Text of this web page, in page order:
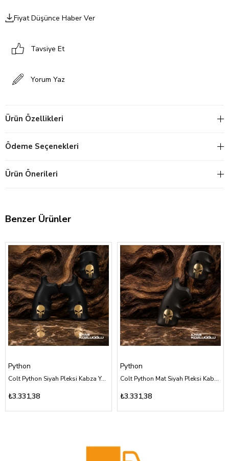
Fiyat Düşünce Haber Ver
Tavsiye Et
Yorum Yaz
Ürün Özellikleri
Ödeme Seçenekleri
Ürün Önerileri
Benzer Ürünler
Python
Colt Python Siyah Pleksi Kabza Yüzey Desensiz Üzeri Sarı Pirinç Punisher Kuru Kafa Logolu
₺3.331,38
Python
Colt Python Mat Siyah Pleksi Kabza Yüzey Desensiz Üzeri Sarı Pirinç Punisher Kuru Kafa Logolu
₺3.331,38